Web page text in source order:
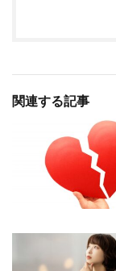
関連する記事